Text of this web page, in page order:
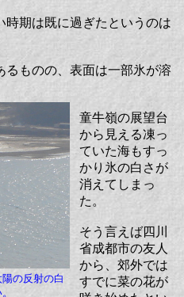
時期は既に過ぎたというのは
ものの、表面は一部氷が溶
の反射の白
童牛嶺の展望台
から見える凍っ
ていた海もすっ
かり氷の白さが
消えてしまっ
た。
そう言えば四川
省成都市の友人
から、郊外では
すでに菜の花が